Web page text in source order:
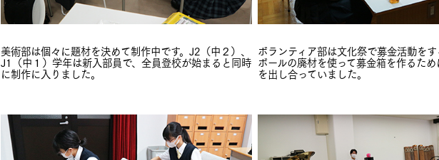
美術部は個々に題材を決めて制作中です。J2（中２）、
J1（中１）学年は新入部員で、全員登校が始まると同時
に制作に入りました。
ボランティア部は文化祭で募金活動を
ボールの廃材を使って募金箱を作るた
を出し合っていました。